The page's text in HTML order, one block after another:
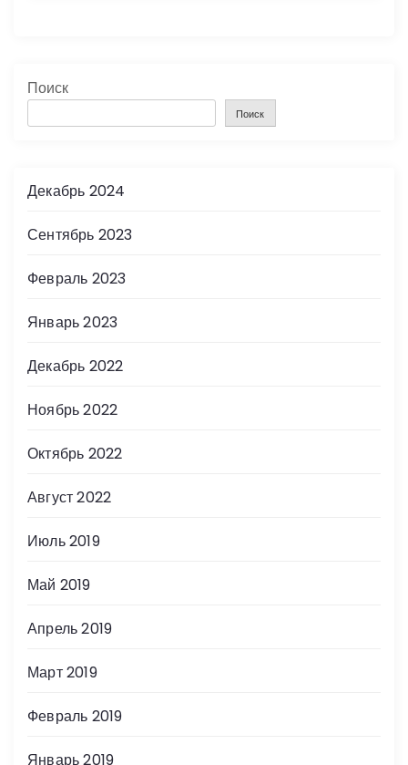
Поиск
Поиск
Декабрь 2024
Сентябрь 2023
Февраль 2023
Январь 2023
Декабрь 2022
Ноябрь 2022
Октябрь 2022
Август 2022
Июль 2019
Май 2019
Апрель 2019
Март 2019
Февраль 2019
Январь 2019